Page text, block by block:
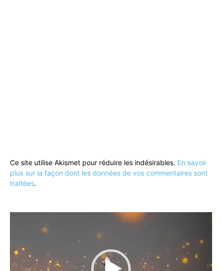
Ce site utilise Akismet pour réduire les indésirables. En savoir
plus sur la façon dont les données de vos commentaires sont
traitées.